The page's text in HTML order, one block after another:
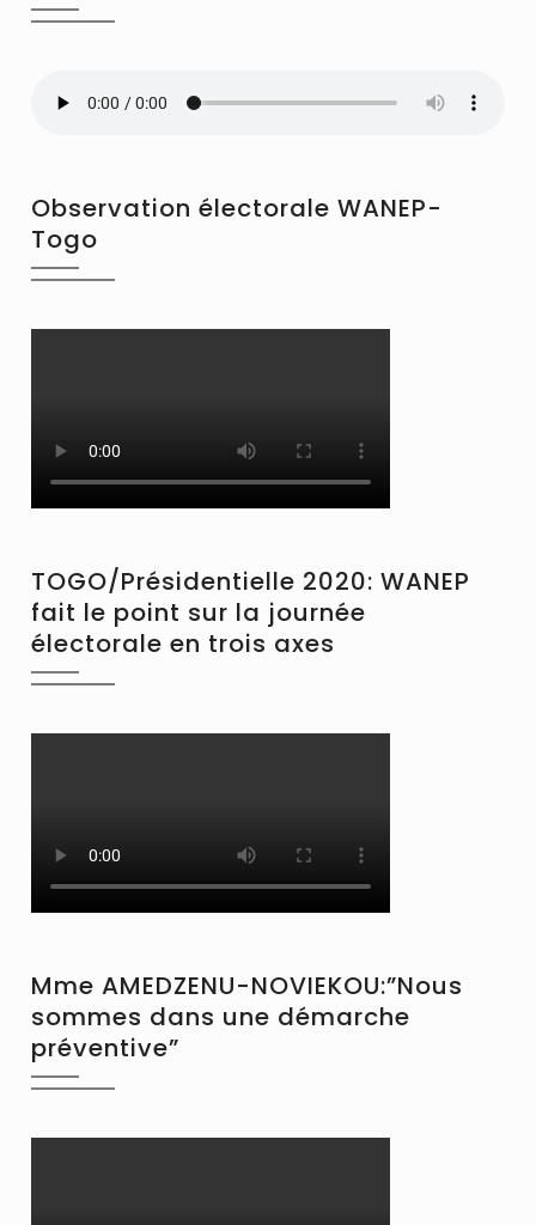
Observation électorale WANEP-
Togo
TOGO/Présidentielle 2020: WANEP
fait le point sur la journée
électorale en trois axes
Mme AMEDZENU-NOVIEKOU:”Nous
sommes dans une démarche
préventive”